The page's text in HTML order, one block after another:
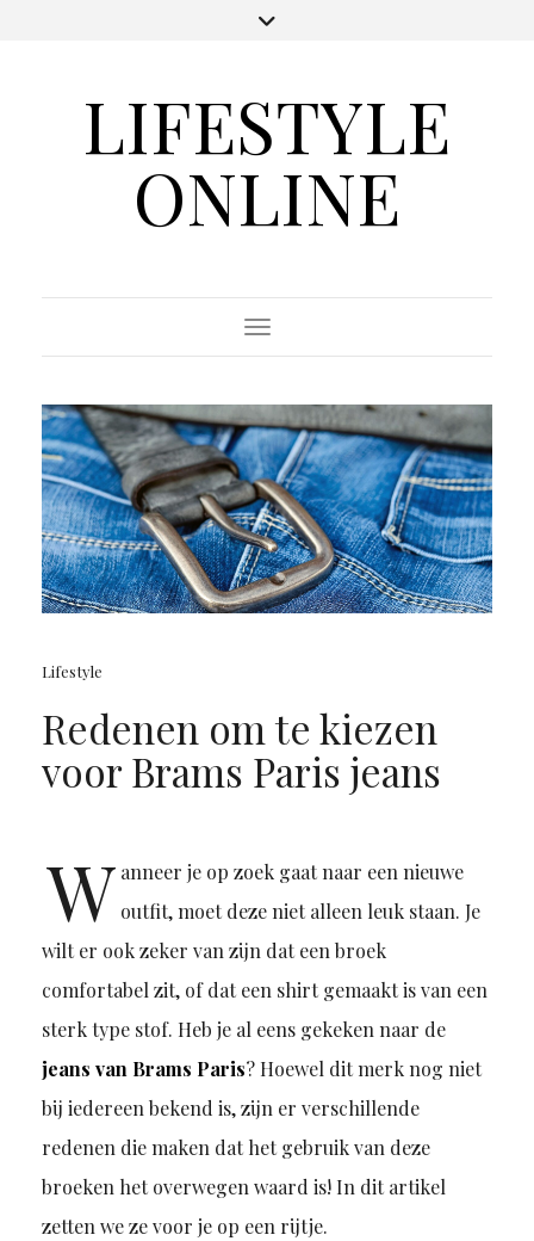
LIFESTYLE
ONLINE
Toggle Navigation
Lifestyle
Redenen om te kiezen
voor Brams Paris jeans
W anneer je op zoek gaat naar een nieuwe
outfit, moet deze niet alleen leuk staan. Je
wilt er ook zeker van zijn dat een broek
comfortabel zit, of dat een shirt gemaakt is van een
sterk type stof. Heb je al eens gekeken naar de
jeans van Brams Paris? Hoewel dit merk nog niet
bij iedereen bekend is, zijn er verschillende
redenen die maken dat het gebruik van deze
broeken het overwegen waard is! In dit artikel
zetten we ze voor je op een rijtje.